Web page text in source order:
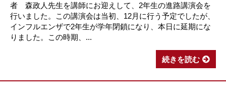
者 森政人先生を講師にお迎えして、2年生の進路講演会を
行いました。この講演会は当初、12月に行う予定でしたが、
インフルエンザで2年生が学年閉鎖になり、本日に延期にな
りました。この時期、...
続きを読む